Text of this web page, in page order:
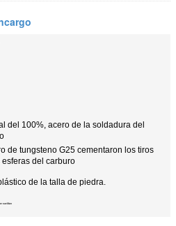
del 100%, acero de la soldadura del
de tungsteno G25 cementaron los tiros
del carburo
de la talla de piedra.
sueldan